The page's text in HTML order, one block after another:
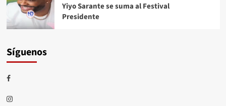
Yiyo Sarante se suma al Festival
Presidente
Síguenos